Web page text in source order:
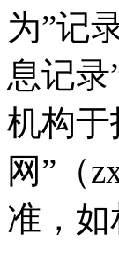
为”记
息记
机构于
网”（
准，